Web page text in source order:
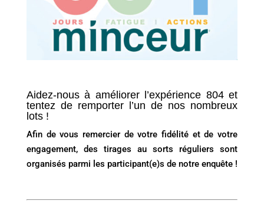
Aidez-nous à améliorer l’expérience 804 et
tentez de remporter l’un de nos nombreux
lots !
Afin de vous remercier de votre fidélité et de votre
engagement, des tirages au sorts réguliers sont
organisés parmi les participant(e)s de notre enquête !